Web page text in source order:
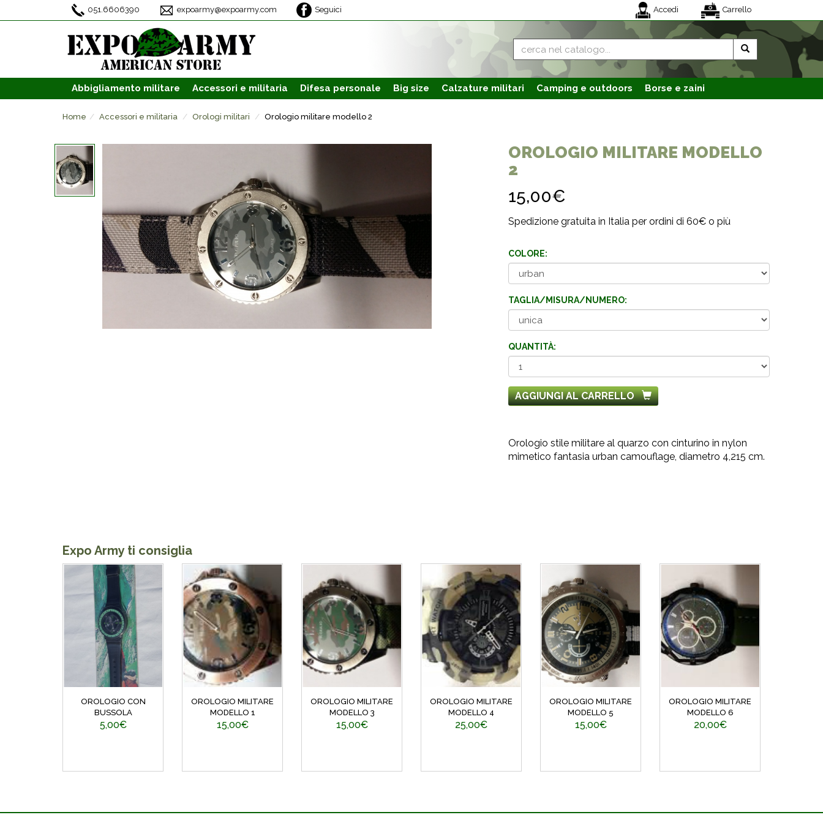
051.6606390 expoarmy@expoarmy.com Seguici Accedi Carrello
Abbigliamento militare Accessori e militaria Difesa personale Big size Calzature militari Camping e outdoors Borse e zaini
Home Accessori e militaria Orologi militari Orologio militare modello 2
OROLOGIO MILITARE MODELLO
2
15,00€
Spedizione gratuita in Italia per ordini di 60€ o più
COLORE:
TAGLIA/MISURA/NUMERO:
QUANTITÀ:
AGGIUNGI AL CARRELLO
Orologio stile militare al quarzo con cinturino in nylon
mimetico fantasia urban camouflage, diametro 4,215 cm.
Expo Army ti consiglia
OROLOGIO CON
BUSSOLA
5,00€
OROLOGIO MILITARE
MODELLO 1
15,00€
OROLOGIO MILITARE
MODELLO 3
15,00€
OROLOGIO MILITARE
MODELLO 4
25,00€
OROLOGIO MILITARE
MODELLO 5
15,00€
OROLOGIO MILITARE
MODELLO 6
20,00€